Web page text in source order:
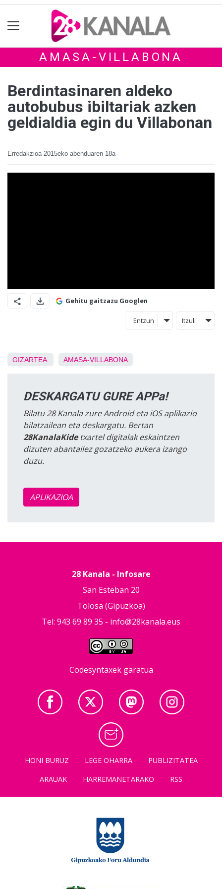
AMASA-VILLABONA
Berdintasinaren aldeko
autobubus ibiltariak azken
geldialdia egin du Villabonan
Erredakzioa 2015eko abenduaren 18a
Gehitu gaitzazu Googlen
Entzun Itzuli
GIZARTEA AMASA-VILLABONA
DESKARGATU GURE APPa!
Bilatu 28 Kanala zure Android eta iOS aplikazio
bilatzailean eta deskargatu. Bertan
28KanalaKidetxartel digitalak eskaintzen
dizuten abantailez gozatzeko aukera izango
duzu.
APLIKAZIOA
28 Kanala - Infosare
San Esteban 20
Tolosa (Gipuzkoa)
Tel: 943 69 89 35 - info@28kanala.eus
Codesyntaxek garatua
HONI BURUZ LEGE OHARRA
PUBLIZITATEA
ARAUAK
HARREMANETARAKO RSS